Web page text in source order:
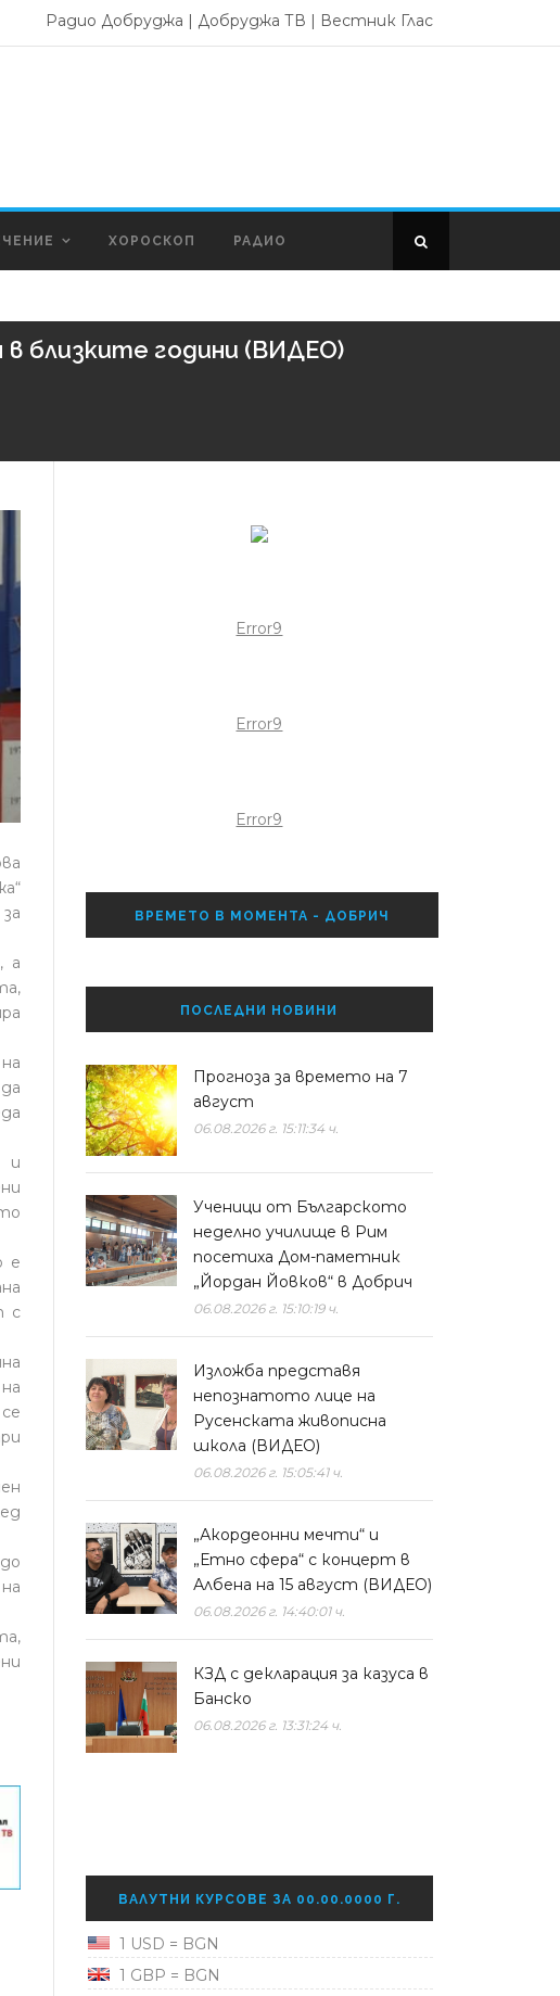
Радио Добруджа | Добруджа ТВ | Вестник Глас
ХОРОСКОП РАДИО
близките години (ВИДЕО)
а
и
е
с
Error9
Error9
Error9
ВРЕМЕТО В МОМЕНТА - ДОБРИЧ
ПОСЛЕДНИ НОВИНИ
Прогноза за времето на 7
август
06.08.2026 г. 15:11:34 ч.
Ученици от Българското
неделно училище в Рим
посетиха Дом-паметник
„Йордан Йовков“ в Добрич
06.08.2026 г. 15:10:19 ч.
Изложба представя
непознатото лице на
Русенската живописна
школа (ВИДЕО)
06.08.2026 г. 15:05:41 ч.
„Акордеонни мечти“ и
„Етно сфера“ с концерт в
Албена на 15 август (ВИДЕО)
06.08.2026 г. 14:40:01 ч.
КЗД с декларация за казуса в
Банско
06.08.2026 г. 13:31:24 ч.
ВАЛУТНИ КУРСОВЕ ЗА 00.00.0000 Г.
1 USD = BGN
1 GBP = BGN